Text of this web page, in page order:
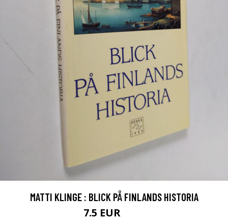
MATTI KLINGE : BLICK PÅ FINLANDS HISTORIA
7.5 EUR